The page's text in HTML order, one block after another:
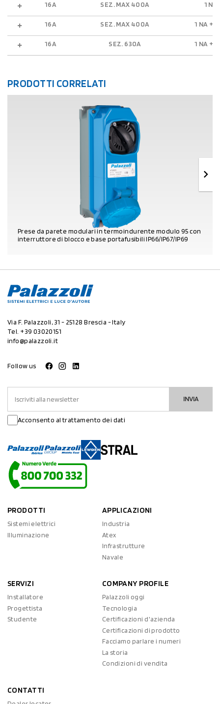
16A SEZ. MAX 400A 1 NA
16A SEZ. MAX 400A 1 NA + 1
16A SEZ. 630A 1 NA + 1
PRODOTTI CORRELATI
Prese da parete modulari in termoindurente modulo 95 con
interruttore di blocco e base portafusibili IP66/IP67/IP69
Via F. Palazzoli, 31 - 25128 Brescia - Italy
Tel. +39 03020151
info@palazzoli.it
Follow us
INVIA
Acconsento al trattamento dei dati
PRODOTTI
Sistemi elettrici
Illuminazione
APPLICAZIONI
Industria
Atex
Infrastrutture
Navale
SERVIZI
Installatore
Progettista
Studente
COMPANY PROFILE
Palazzoli oggi
Tecnologia
Certificazioni d'azienda
Certificazioni di prodotto
Facciamo parlare i numeri
La storia
Condizioni di vendita
CONTATTI